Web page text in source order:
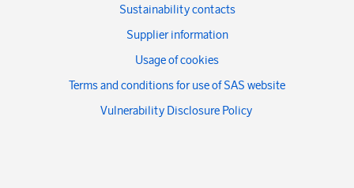
Sustainability contacts
Supplier information
Usage of cookies
Terms and conditions for use of SAS website
Vulnerability Disclosure Policy